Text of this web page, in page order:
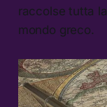
raccolse tutta
mondo greco.